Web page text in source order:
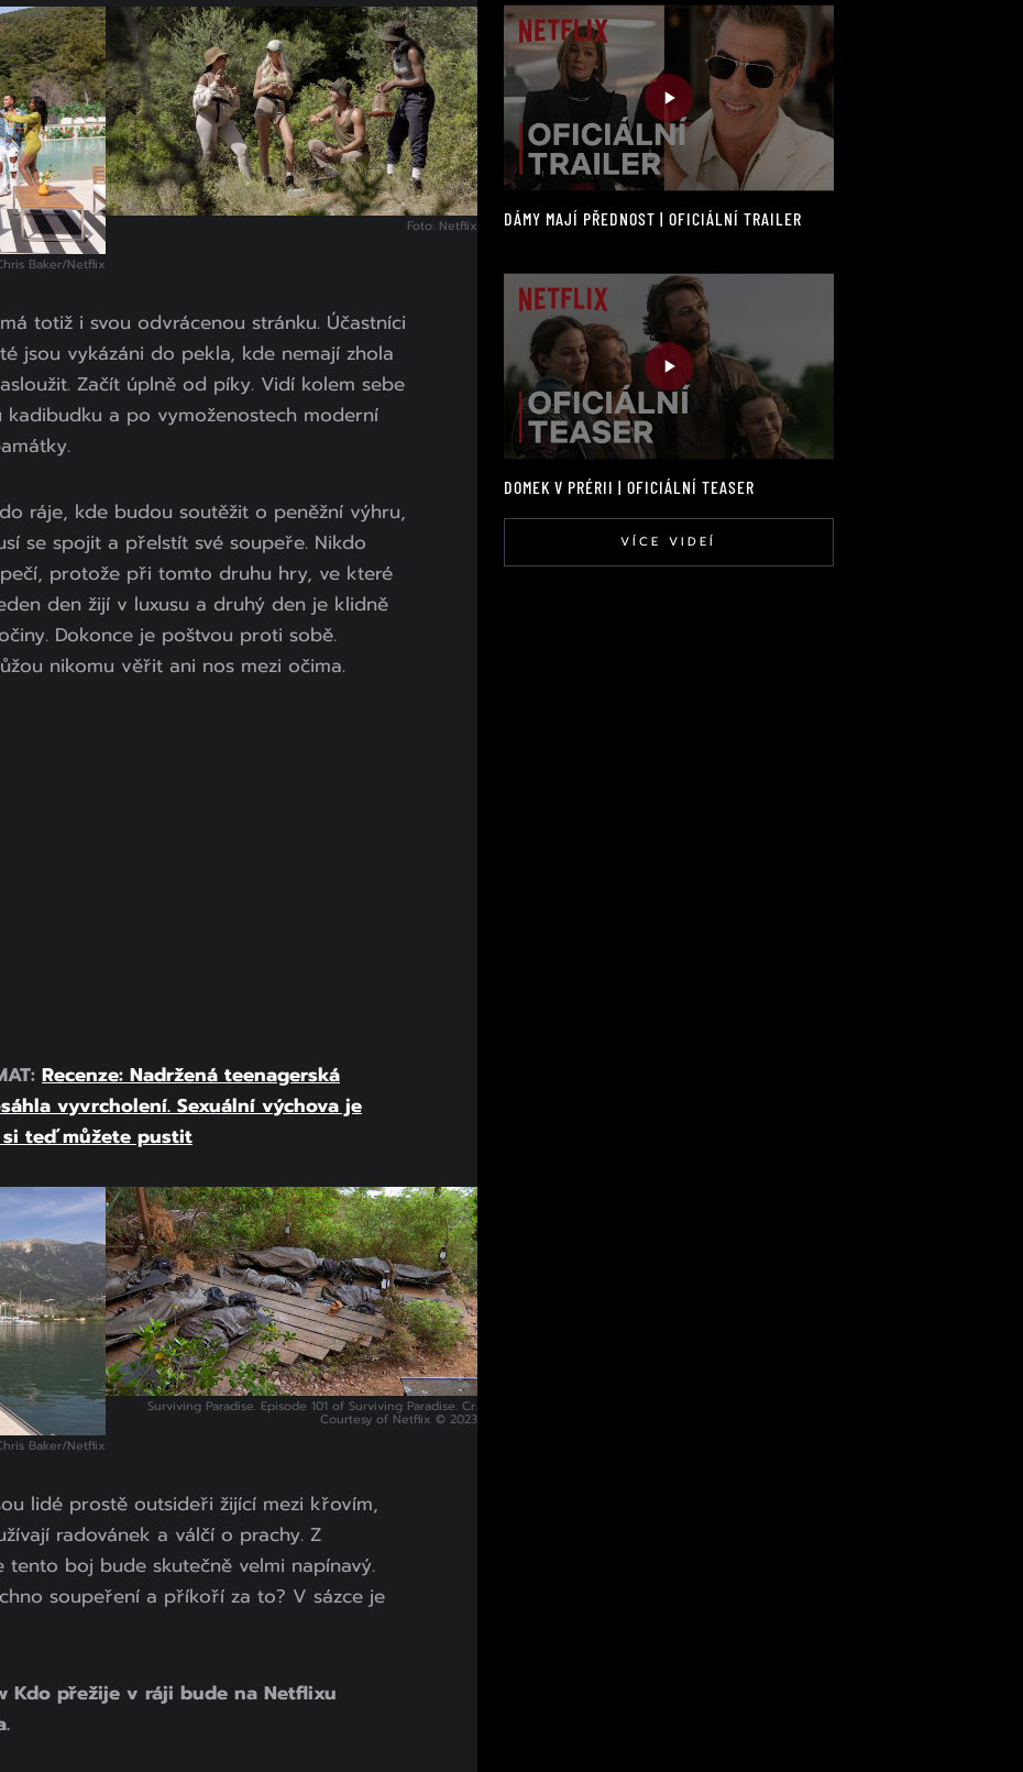
Baker/Netflix
Foto: Netflix
totiž i svou odvrácenou stránku. Účastníci
jsou vykázáni do pekla, kde nemají zhola
Začít úplně od píky. Vidí kolem sebe
a po vymoženostech moderní
ráje, kde budou soutěžit o peněžní výhru,
se spojit a přelstít své soupeře. Nikdo
protože při tomto druhu hry, ve které
den žijí v luxusu a druhý den je klidně
Dokonce je poštvou proti sobě.
nikomu věřit ani nos mezi očima.
Recenze: Nadržená teenagerská
vyvrcholení. Sexuální výchova je
teď můžete pustit
Baker/Netflix
Surviving Paradise. Episode 101 of Surviving Paradise. Cr.
Courtesy of Netflix © 2023
lidé prostě outsideři žijící mezi křovím,
radovánek a válčí o prachy. Z
boj bude skutečně velmi napínavý.
soupeření a příkoří za to? V sázce je
Kdo přežije v ráji bude na Netflixu
DÁMY MAJÍ PŘEDNOST | OFICIÁLNÍ TRAILER
DOMEK V PRÉRII | OFICIÁLNÍ TEASER
VÍCE VIDEÍ